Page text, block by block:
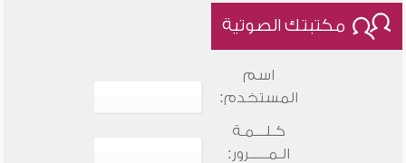
مكتبتك الصوتية
اسم
المستخدم:
كـلـــمـة
الـمـــــرور: